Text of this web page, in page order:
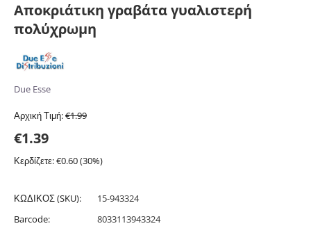
Αποκριάτικη γραβάτα γυαλιστερή
πολύχρωμη
Due Esse
Αρχική Τιμή:€1.99
€1.39
Κερδίζετε: €0.60(30%)
ΚΩΔΙΚΟΣ (SKU):
15-943324
Barcode:
8033113943324